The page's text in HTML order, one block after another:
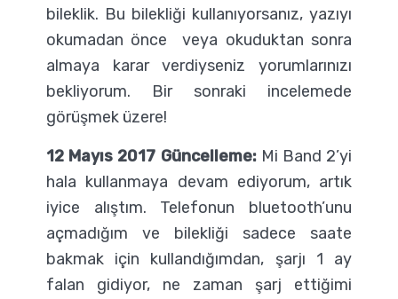
bileklik. Bu bilekliği kullanıyorsanız, yazıyı
okumadan önce veya okuduktan sonra
almaya karar verdiyseniz yorumlarınızı
bekliyorum. Bir sonraki incelemede
görüşmek üzere!
12 Mayıs 2017 Güncelleme:Mi Band 2’yi
hala kullanmaya devam ediyorum, artık
iyice alıştım. Telefonun bluetooth’unu
açmadığım ve bilekliği sadece saate
bakmak için kullandığımdan, şarjı 1 ay
falan gidiyor, ne zaman şarj ettiğimi